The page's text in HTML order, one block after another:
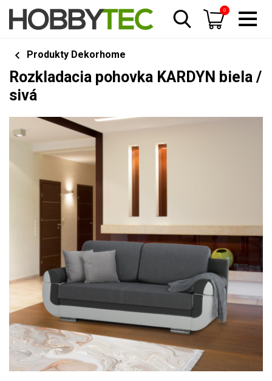
0
Produkty Dekorhome
Rozkladacia pohovka KARDYN biela /
sivá